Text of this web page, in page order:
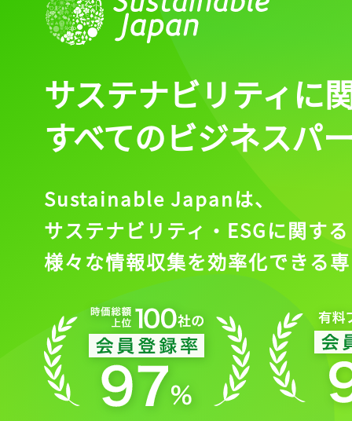
サステナビリティに
すべてのビジネスパ
Sustainable Japanは、
サステナビリティ・ESGに関する
様々な情報収集を効率化できる